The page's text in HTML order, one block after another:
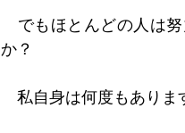
でもほとんどの人は
か？
私自身は何度もありま